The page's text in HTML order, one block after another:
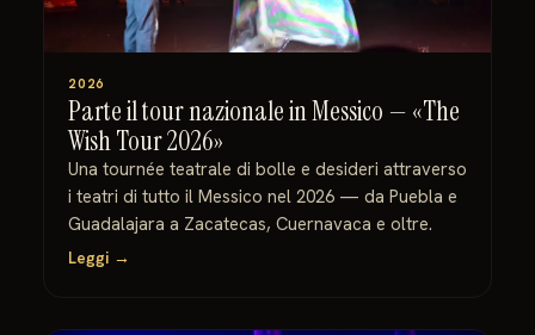
2026
Parte il tour nazionale in Messico — «The
Wish Tour 2026»
Una tournée teatrale di bolle e desideri attraverso
i teatri di tutto il Messico nel 2026 — da Puebla e
Guadalajara a Zacatecas, Cuernavaca e oltre.
Leggi →